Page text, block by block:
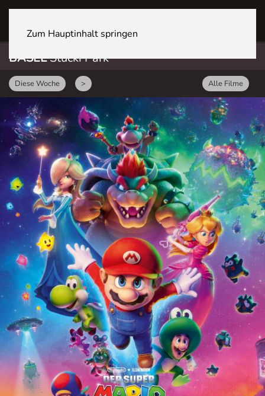
Zum Hauptinhalt springen
BASELStücki Park
Diese Woche > Alle Filme